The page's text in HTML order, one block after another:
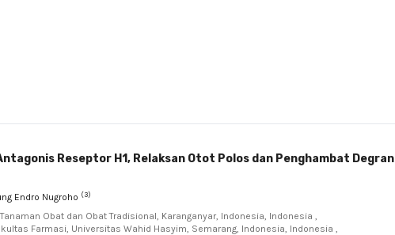
Reseptor H1, Relaksan Otot Polos dan Penghambat
Endro Nugroho (3)
Obat dan Obat Tradisional, Karanganyar, Indonesia, Indonesia ,
Farmasi, Universitas Wahid Hasyim, Semarang, Indonesia, Indonesia ,